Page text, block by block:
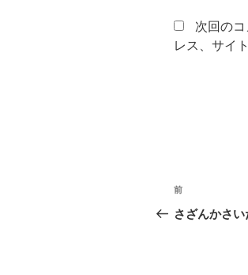
次回の
レス、サイ
投
稿
過
去
前
さざんかさい